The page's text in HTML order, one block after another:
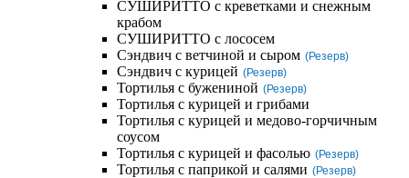
СУШИРИТТО с креветками и снежным
крабом
СУШИРИТТО с лососем
Сэндвич с ветчиной и сыром (Резерв)
Сэндвич с курицей (Резерв)
Тортилья с бужениной (Резерв)
Тортилья с курицей и грибами
Тортилья с курицей и медово-горчичным
соусом
Тортилья с курицей и фасолью (Резерв)
Тортилья с паприкой и салями (Резерв)